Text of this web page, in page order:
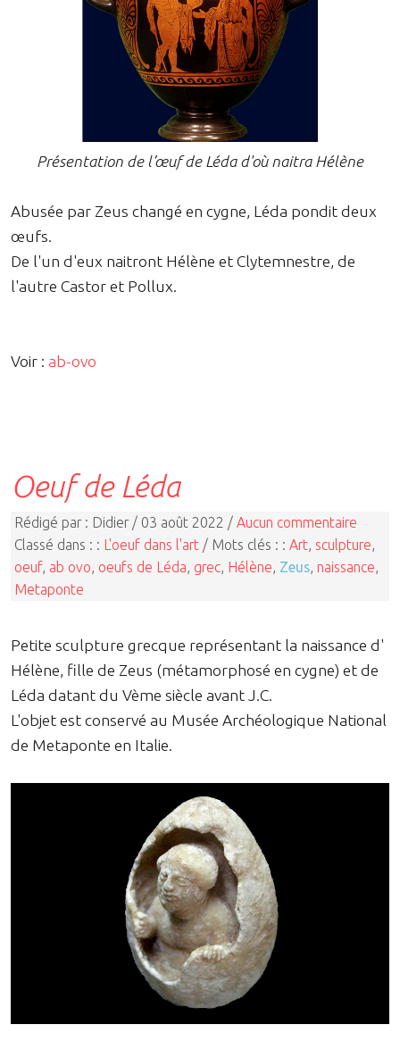
Présentation de l’œuf de Léda d'où naitra Hélène
Abusée par Zeus changé en cygne, Léda pondit deux
œufs.
De l'un d'eux naitront Hélène et Clytemnestre, de
l'autre Castor et Pollux.
Voir : ab-ovo
Oeuf de Léda
Rédigé par : Didier / 03 août 2022 / Aucun commentaire
Classé dans : : L'oeuf dans l'art / Mots clés : : Art, sculpture,
oeuf, ab ovo, oeufs de Léda, grec, Hélène, Zeus, naissance,
Metaponte
Petite sculpture grecque représentant la naissance d'
Hélène, fille de Zeus (métamorphosé en cygne) et de
Léda datant du Vème siècle avant J.C.
L'objet est conservé au Musée Archéologique National
de Metaponte en Italie.